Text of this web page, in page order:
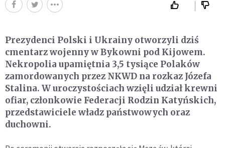
Prezydenci Polski i Ukrainy otworzyli dziś
cmentarz wojenny w Bykowni pod Kijowem.
Nekropolia upamiętnia 3,5 tysiące Polaków
zamordowanych przez NKWD na rozkaz Józefa
Stalina. W uroczystościach wzięli udział krewni
ofiar, członkowie Federacji Rodzin Katyńskich,
przedstawiciele władz państwowych oraz
duchowni.